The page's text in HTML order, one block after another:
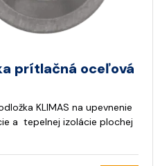
prítlačná oceľová
KLIMAS na upevnenie
a tepelnej izolácie plochej